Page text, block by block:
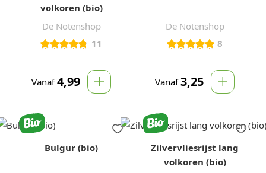
volkoren (bio)
De Notenshop
11
Vanaf 4,99
De Notenshop
8
Vanaf 3,25
Bulgur (bio)
Zilvervliesrijst lang
volkoren (bio)